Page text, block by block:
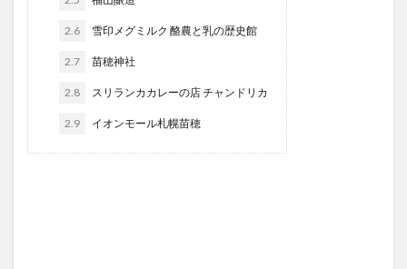
2.6 雪印メグミルク 酪農と乳の歴史館
2.7 苗穂神社
2.8 スリランカカレーの店 チャンドリカ
2.9 イオンモール札幌苗穂